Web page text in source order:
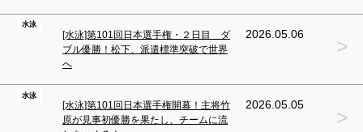
水泳
[水泳]第101回日本選手権・２日目 ダ
ブル優勝！松下、派遣標準突破で世界
へ
2026.05.06
>
水泳
[水泳]第101回日本選手権開幕！主将竹
原が見事初優勝を果たし、チームに流
2026.05.05
>